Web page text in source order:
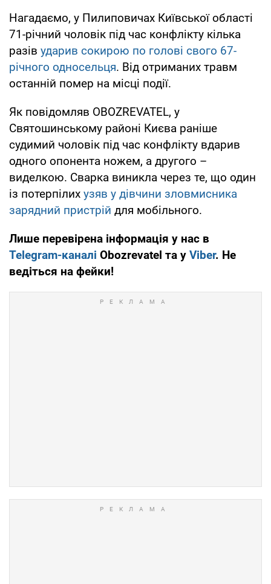
Нагадаємо, у Пилиповичах Київської області
71-річний чоловік під час конфлікту кілька
разів ударив сокирою по голові свого 67-
річного односельця. Від отриманих травм
останній помер на місці події.
Як повідомляв OBOZREVATEL, у
Святошинському районі Києва раніше
судимий чоловік під час конфлікту вдарив
одного опонента ножем, а другого –
виделкою. Сварка виникла через те, що один
із потерпілих узяв у дівчини зловмисника
зарядний пристрій для мобільного.
Лише перевірена інформація у нас в
Telegram-каналі Obozrevatel та у Viber. Не
ведіться на фейки!